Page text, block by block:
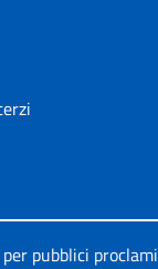
pubblici proclami